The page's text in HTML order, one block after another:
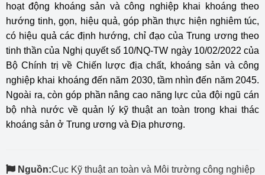
hoạt động khoáng sản và công nghiệp khai khoáng theo
hướng tinh, gọn, hiệu quả, góp phần thực hiện nghiêm túc,
có hiệu quả các định hướng, chỉ đạo của Trung ương theo
tinh thần của Nghị quyết số 10/NQ-TW ngày 10/02/2022 của
Bộ Chính trị về Chiến lược địa chất, khoáng sản và công
nghiệp khai khoáng đến năm 2030, tầm nhìn đến năm 2045.
Ngoài ra, còn góp phần nâng cao năng lực của đội ngũ cán
bộ nhà nước về quản lý kỹ thuật an toàn trong khai thác
khoáng sản ở Trung ương và Địa phương.
Nguồn:Cục Kỹ thuật an toàn và Môi trường công nghiệp